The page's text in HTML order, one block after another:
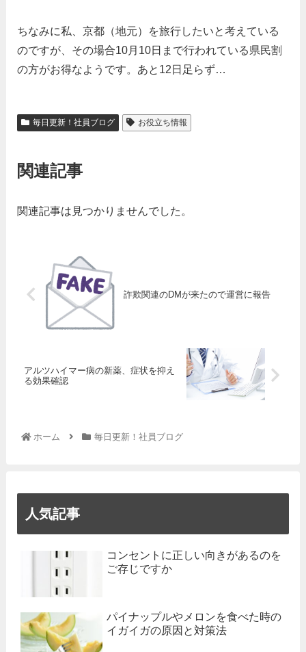
ちなみに私、京都（地元）を旅行したいと考えている
のですが、その場合10月10日まで行われている県民割
の方がお得なようです。あと12日足らず…
毎日更新！社員ブログ お役立ち情報
関連記事
関連記事は見つかりませんでした。
詐欺関連のDMが来たので運営に報告
アルツハイマー病の新薬、症状を抑え
る効果確認
ホーム 毎日更新！社員ブログ
人気記事
コンセントに正しい向きがあるのを
ご存じですか
パイナップルやメロンを食べた時の
イガイガの原因と対策法